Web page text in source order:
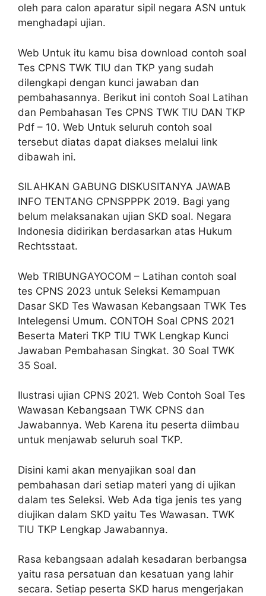
oleh para calon aparatur sipil negara ASN untuk
menghadapi ujian.
Web Untuk itu kamu bisa download contoh soal
Tes CPNS TWK TIU dan TKP yang sudah
dilengkapi dengan kunci jawaban dan
pembahasannya. Berikut ini contoh Soal Latihan
dan Pembahasan Tes CPNS TWK TIU DAN TKP
Pdf – 10. Web Untuk seluruh contoh soal
tersebut diatas dapat diakses melalui link
dibawah ini.
SILAHKAN GABUNG DISKUSITANYA JAWAB
INFO TENTANG CPNSPPPK 2019. Bagi yang
belum melaksanakan ujian SKD soal. Negara
Indonesia didirikan berdasarkan atas Hukum
Rechtsstaat.
Web TRIBUNGAYOCOM – Latihan contoh soal
tes CPNS 2023 untuk Seleksi Kemampuan
Dasar SKD Tes Wawasan Kebangsaan TWK Tes
Intelegensi Umum. CONTOH Soal CPNS 2021
Beserta Materi TKP TIU TWK Lengkap Kunci
Jawaban Pembahasan Singkat. 30 Soal TWK
35 Soal.
Ilustrasi ujian CPNS 2021. Web Contoh Soal Tes
Wawasan Kebangsaan TWK CPNS dan
Jawabannya. Web Karena itu peserta diimbau
untuk menjawab seluruh soal TKP.
Disini kami akan menyajikan soal dan
pembahasan dari setiap materi yang di ujikan
dalam tes Seleksi. Web Ada tiga jenis tes yang
diujikan dalam SKD yaitu Tes Wawasan. TWK
TIU TKP Lengkap Jawabannya.
Rasa kebangsaan adalah kesadaran berbangsa
yaitu rasa persatuan dan kesatuan yang lahir
secara. Setiap peserta SKD harus mengerjakan